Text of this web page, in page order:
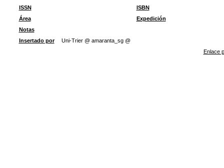
ISSN
ISBN
Área
Expedición
Notas
Insertado por
Uni-Trier @ amaranta_sg @
Enlace